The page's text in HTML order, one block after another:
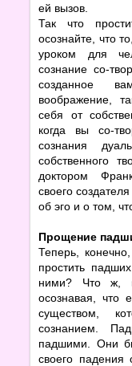
ей вызов.
Так что
осознайте, что
уроком для
сознание cо-
созданное
воображение,
себя от
когда вы cо-
сознания
собственного
доктором
своего
об эго и о том,
Прощение
Теперь,
простить
ними? Что ж,
осознавая, что
существом,
сознанием.
падшими. Они
своего